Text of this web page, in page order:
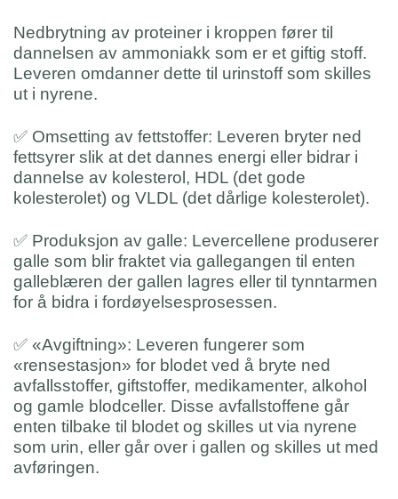
Nedbrytning av proteiner i kroppen fører til
dannelsen av ammoniakk som er et giftig stoff.
Leveren omdanner dette til urinstoff som skilles
ut i nyrene.
✅ Omsetting av fettstoffer: Leveren bryter ned
fettsyrer slik at det dannes energi eller bidrar i
dannelse av kolesterol, HDL (det gode
kolesterolet) og VLDL (det dårlige kolesterolet).
✅ Produksjon av galle: Levercellene produserer
galle som blir fraktet via gallegangen til enten
galleblæren der gallen lagres eller til tynntarmen
for å bidra i fordøyelsesprosessen.
✅ «Avgiftning»: Leveren fungerer som
«rensestasjon» for blodet ved å bryte ned
avfallsstoffer, giftstoffer, medikamenter, alkohol
og gamle blodceller. Disse avfallstoffene går
enten tilbake til blodet og skilles ut via nyrene
som urin, eller går over i gallen og skilles ut med
avføringen.